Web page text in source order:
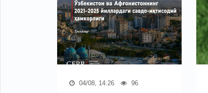
04/08, 14:26 96